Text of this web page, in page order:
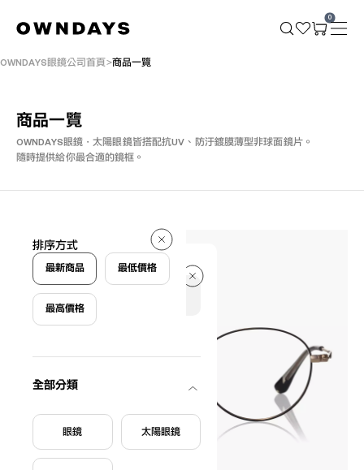
0
OWNDAYS眼鏡公司首頁 商品一覽
商品一覽
OWNDAYS眼鏡・太陽眼鏡皆搭配抗UV、防汙鍍膜薄型非球面鏡片。
隨時提供給你最合適的鏡框。
1189 件
篩選條件
全部分類
眼鏡 太陽眼鏡
排序方式
最新商品 最低價格
最高價格